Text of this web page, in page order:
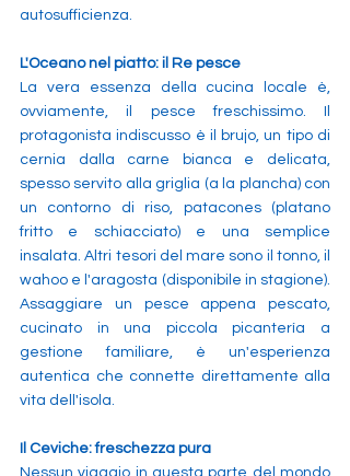
autosufficienza.
L'Oceano nel piatto: il Re pesce
La vera essenza della cucina locale è,
ovviamente, il pesce freschissimo. Il
protagonista indiscusso è il brujo, un tipo di
cernia dalla carne bianca e delicata,
spesso servito alla griglia (a la plancha) con
un contorno di riso, patacones (platano
fritto e schiacciato) e una semplice
insalata. Altri tesori del mare sono il tonno, il
wahoo e l'aragosta (disponibile in stagione).
Assaggiare un pesce appena pescato,
cucinato in una piccola picantería a
gestione familiare, è un'esperienza
autentica che connette direttamente alla
vita dell'isola.
Il Ceviche: freschezza pura
Nessun viaggio in questa parte del mondo